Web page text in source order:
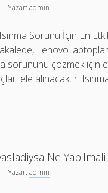
| Yazar:admin
Sorunu İçin En
Lenovo
sorununu çözmek için
ele alınacaktır.
Ne Yapilmali
| Yazar:admin